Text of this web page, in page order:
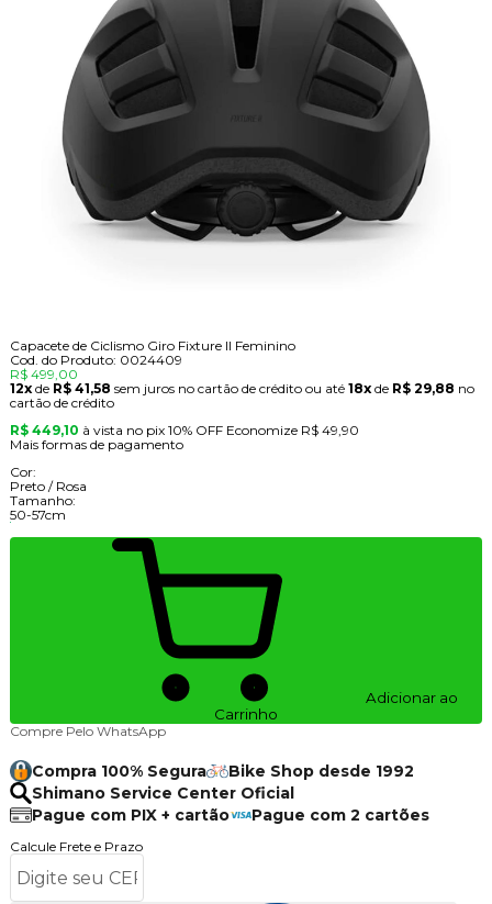
Capacete de Ciclismo Giro Fixture II Feminino
Cod. do Produto: 0024409
R$ 499,00
12xde R$ 41,58 sem juros no cartão de crédito ou até 18xde R$ 29,88 no
cartão de crédito
R$ 449,10 à vista no pix 10% OFF Economize R$ 49,90
Mais formas de pagamento
Cor:
Preto / Rosa
Tamanho:
50-57cm
Adicionar ao
Carrinho
Compre Pelo WhatsApp
Compra 100% Segura
Bike Shop desde 1992
Shimano Service Center Oficial
Pague com PIX + cartão
Pague com 2 cartões
Calcule Frete e Prazo